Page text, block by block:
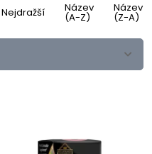
Nejdražší Název
(A-Z)
Název
(Z-A)